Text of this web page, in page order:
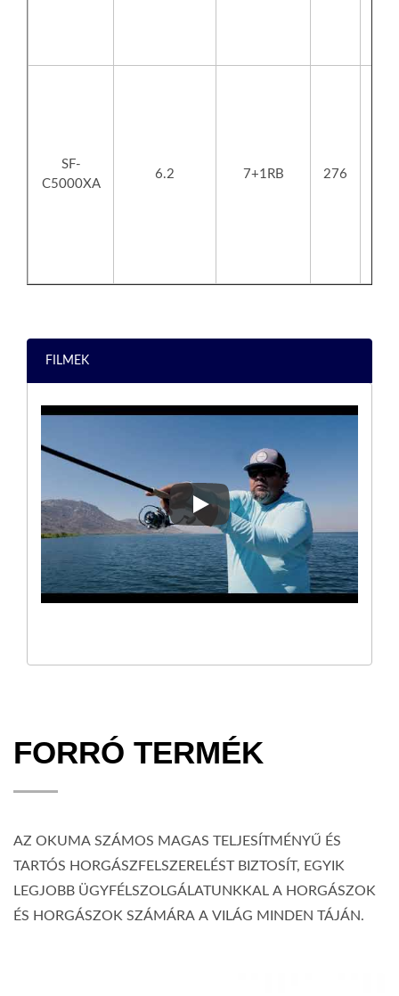
SF-
C5000XA
6.2 7+1RB 276
FILMEK
SAFYRE PONTYOZÓ ORSÓ
FORRÓ TERMÉK
AZ OKUMA SZÁMOS MAGAS TELJESÍTMÉNYŰ ÉS
TARTÓS HORGÁSZFELSZERELÉST BIZTOSÍT, EGYIK
LEGJOBB ÜGYFÉLSZOLGÁLATUNKKAL A HORGÁSZOK
ÉS HORGÁSZOK SZÁMÁRA A VILÁG MINDEN TÁJÁN.